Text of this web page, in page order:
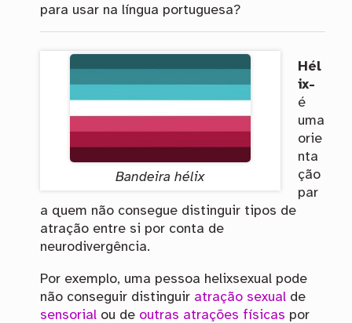
para usar na língua portuguesa?
Bandeira hélix
Hél
ix-
é
uma
orie
nta
ção
par
a quem não consegue distinguir tipos de
atração entre si por conta de
neurodivergência.
Por exemplo, uma pessoa helixsexual pode
não conseguir distinguir atração sexualde
sensorialou de outras atrações físicas por